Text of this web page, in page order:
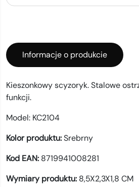
Informacje o produkcie
Kieszonkowy scyzoryk. Stalowe
funkcji.
Model: KC2104
Kolor produktu:Srebrny
Kod EAN: 8719941008281
Wymiary produktu: 8,5X2,3X1,8 CM